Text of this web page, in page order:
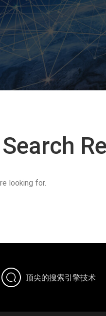
Search
looking for.
顶尖的搜索引擎技术